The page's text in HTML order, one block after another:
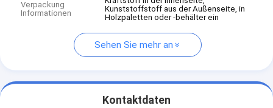
Verpackung
Informationen
Kunststoffstoff aus der Außenseite, in
Holzpaletten oder -behälter ein
Sehen Sie mehr an
Kontaktdaten